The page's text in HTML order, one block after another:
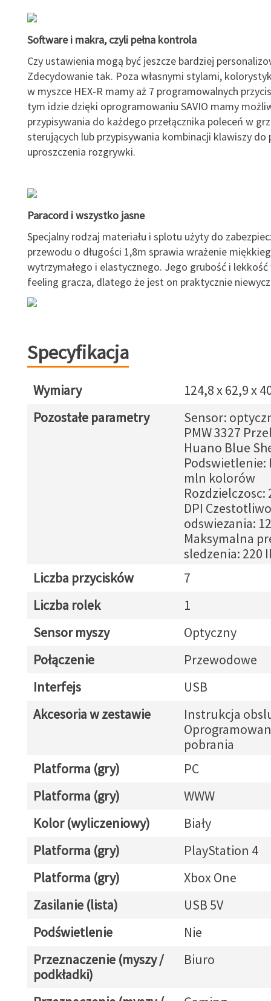
Software i makra, czyli pełna kontrola
Czy ustawienia mogą być jeszcze bardziej
Zdecydowanie tak. Poza własnymi stylami,
w myszce HEX-R mamy aż 7 programowalnych
tym idzie dzięki oprogramowaniu SAVIO mamy
przypisywania do każdego przełącznika poleceń w
sterujących lub przypisywania kombinacji klawiszy do
uproszczenia rozgrywki.
Paracord i wszystko jasne
Specjalny rodzaj materiału i splotu użyty do
przewodu o długości 1,8m sprawia wrażenie
wytrzymałego i elastycznego. Jego grubość i lekkość
feeling gracza, dlatego że jest on praktycznie
Specyfikacja
Wymiary
124,8 x 62,9 x
Pozostałe parametry
Sensor:
PMW 3327
Huano Blue
Podswietlenie:
mln kolorów
Rozdzielczosc:
DPI
odswiezania:
Maksymalna
sledzenia: 220
Liczba przycisków
7
Liczba rolek
1
Sensor myszy
Optyczny
Połączenie
Przewodowe
Interfejs
USB
Akcesoria w zestawie
Instrukcja
pobrania
Platforma (gry)
PC
Platforma (gry)
WWW
Kolor (wyliczeniowy)
Biały
Platforma (gry)
PlayStation 4
Platforma (gry)
Xbox One
Zasilanie (lista)
USB 5V
Podświetlenie
Nie
Przeznaczenie (myszy /
podkładki)
Biuro